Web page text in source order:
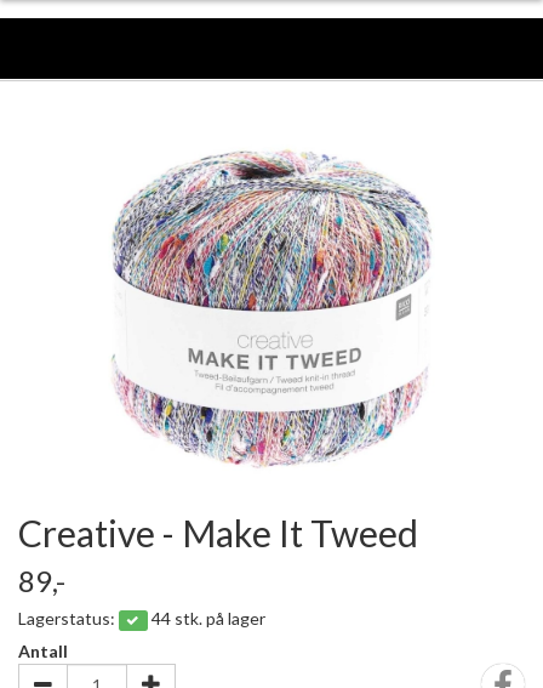
Creative - Make It Tweed
89,-
Lagerstatus:
44 stk. på lager
Antall